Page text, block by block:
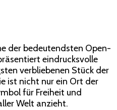
der bedeutendsten Open-
eindrucksvolle
verbliebenen Stück der
ist nicht nur ein Ort der
für Freiheit und
Welt anzieht.